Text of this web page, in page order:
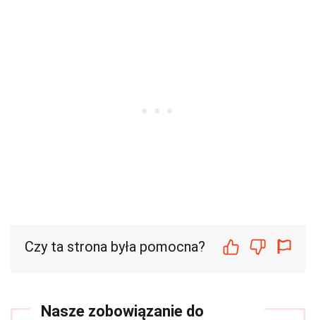
Czy ta strona była pomocna?
Nasze zobowiązanie do